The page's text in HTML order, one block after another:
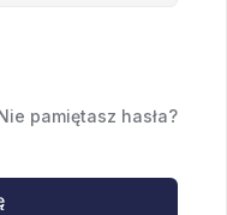
pamiętasz hasła?